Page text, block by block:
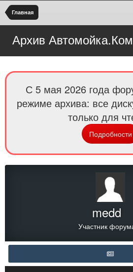
Главная
Архив Автомойка.Ком
С 5 мая 2026 года
режиме архива: все
только для
Подробности
medd
Участник